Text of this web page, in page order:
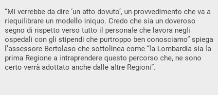
“Mi verrebbe da dire ‘un atto dovuto’, un provvedimento che va a
riequilibrare un modello iniquo. Credo che sia un doveroso
segno di rispetto verso tutto il personale che lavora negli
ospedali con gli stipendi che purtroppo ben conosciamo” spiega
l’assessore Bertolaso che sottolinea come “la Lombardia sia la
prima Regione a intraprendere questo percorso che, ne sono
certo verrà adottato anche dalle altre Regioni”.